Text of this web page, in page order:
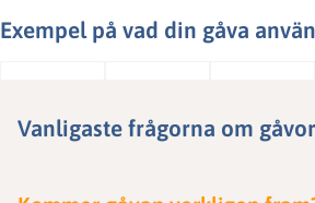
Exempel på vad din gåva
Vanligaste frågorna om gåvor